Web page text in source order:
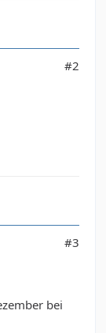
#2
#3
bei